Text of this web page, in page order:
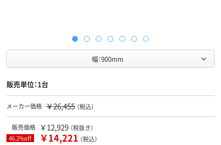
幅：900mm
販売単位：1台
メーカー価格 ￥26,455 （税込）
販売価格 ￥12,929 （税抜き）
46.2%off ￥14,221 （税込）